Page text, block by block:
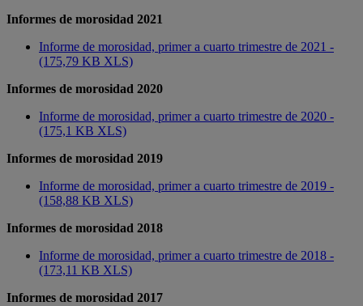
Informes de morosidad 2021
Informe de morosidad, primer a cuarto trimestre de 2021 -
(175,79 KB XLS)
Informes de morosidad 2020
Informe de morosidad, primer a cuarto trimestre de 2020 -
(175,1 KB XLS)
Informes de morosidad 2019
Informe de morosidad, primer a cuarto trimestre de 2019 -
(158,88 KB XLS)
Informes de morosidad 2018
Informe de morosidad, primer a cuarto trimestre de 2018 -
(173,11 KB XLS)
Informes de morosidad 2017